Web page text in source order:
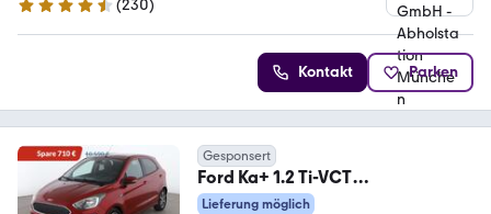
4.4 Sterne (230)
Kontakt Parken
Gesponsert
Ford Ka+ 1.2 Ti-VCT
Cool&Connect*LIM*PDC*
Lieferung möglich